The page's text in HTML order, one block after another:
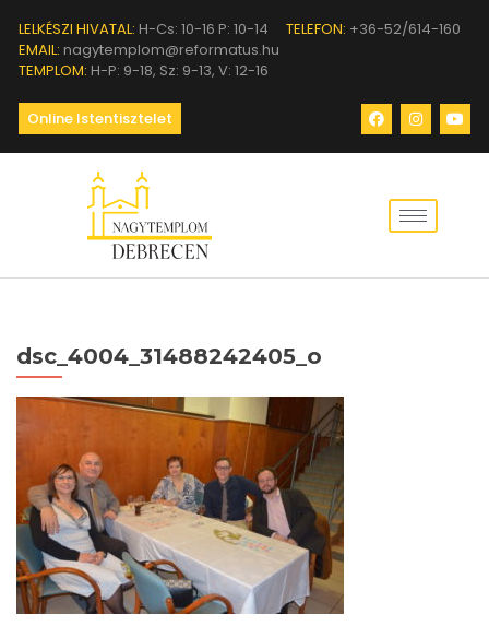
LELKÉSZI HIVATAL: H-Cs: 10-16 P: 10-14 TELEFON: +36-52/614-160
EMAIL: nagytemplom@reformatus.hu
TEMPLOM: H-P: 9-18, Sz: 9-13, V: 12-16
Online Istentisztelet
dsc_4004_31488242405_o